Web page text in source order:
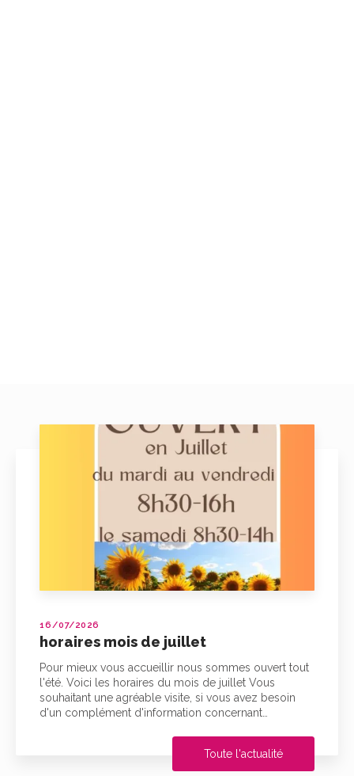
16/07/2026
horaires mois de juillet
Pour mieux vous accueillir nous sommes ouvert tout
l'été. Voici les horaires du mois de juillet Vous
souhaitant une agréable visite, si vous avez besoin
d'un complément d'information concernant…
Toute l'actualité